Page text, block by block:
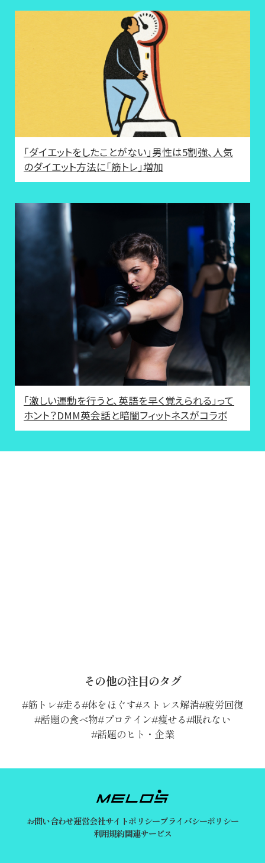
「ダイエットをしたことがない」男性は5割強、人気
のダイエット方法に「筋トレ」増加
「激しい運動を行うと、英語を早く覚えられる」って
ホント？DMM英会話と暗闇フィットネスがコラボ
その他の注目のタグ
筋トレ 走る 体をほぐす ストレス解消 疲労回復
話題の食べ物 プロテイン 痩せる 眠れない
話題のヒト・企業
お問い合わせ運営会社サイトポリシープライバシーポリシー
利用規約関連サービス